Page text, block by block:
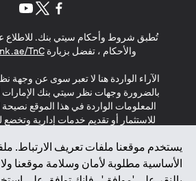
يستخدم موقعنا ملفات تعريف الارتباط.
الأساسية مطلوبة لأمان وسلامة موقعنا
تُطبق شروط وأحكام سيتي بنك.
والأحكام ، تفضل بزيارةTnC
الآراء الواردة هنا لا تعبر سوى عن وجهة
بالضرورة وجهات نظر سيتي بنك
المعلومات الواردة في هذا الموقع
للاستثمار أو تقديم خدمات إدارية وتخضع
لا يتم تقديم المنتجات والخدمات المذكورة
المقيمين في الاتحاد الأوروبي أو المنطقة